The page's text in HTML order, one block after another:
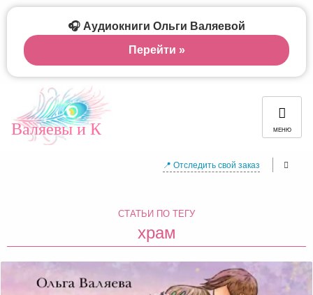
Валяевы и К МЕНЮ
📍 Отследить свой заказ
СТАТЬИ ПО ТЕГУ
храм
🎧 Аудиокниги Ольги Валяевой
Перейти »